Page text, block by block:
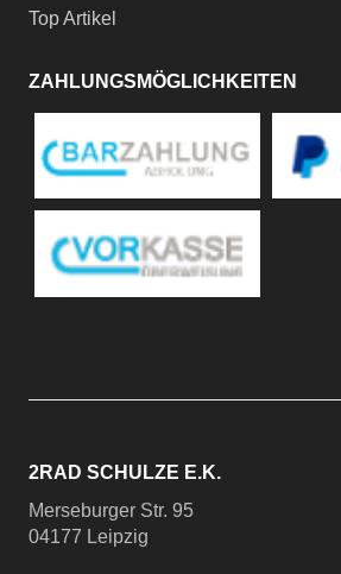
Top Artikel
ZAHLUNGSMÖGLICHKEITEN
2RAD SCHULZE E.K.
Merseburger Str. 95
04177 Leipzig